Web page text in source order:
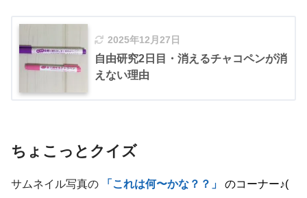
2025年12月27日
自由研究2日目・消えるチャコペンが消
えない理由
ちょこっとクイズ
サムネイル写真の 「これは何〜かな？？」 のコーナー♪(